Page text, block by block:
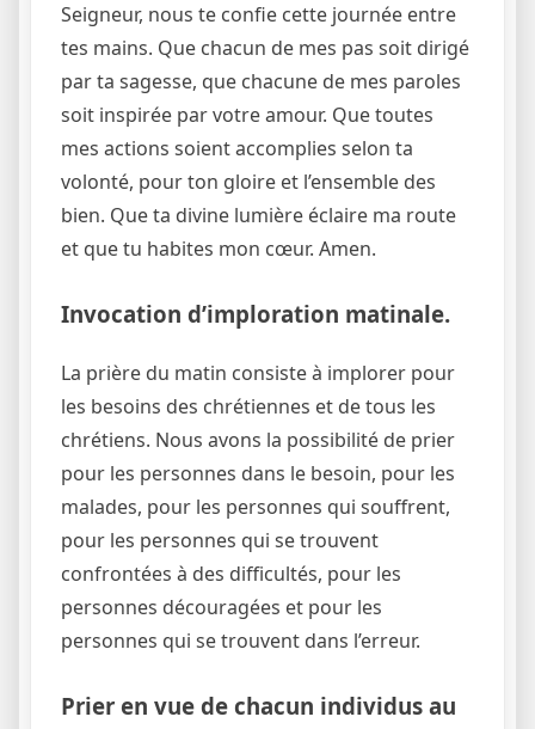
Seigneur, nous te confie cette journée entre
tes mains. Que chacun de mes pas soit dirigé
par ta sagesse, que chacune de mes paroles
soit inspirée par votre amour. Que toutes
mes actions soient accomplies selon ta
volonté, pour ton gloire et l’ensemble des
bien. Que ta divine lumière éclaire ma route
et que tu habites mon cœur. Amen.
Invocation d’imploration matinale.
La prière du matin consiste à implorer pour
les besoins des chrétiennes et de tous les
chrétiens. Nous avons la possibilité de prier
pour les personnes dans le besoin, pour les
malades, pour les personnes qui souffrent,
pour les personnes qui se trouvent
confrontées à des difficultés, pour les
personnes découragées et pour les
personnes qui se trouvent dans l’erreur.
Prier en vue de chacun individus au